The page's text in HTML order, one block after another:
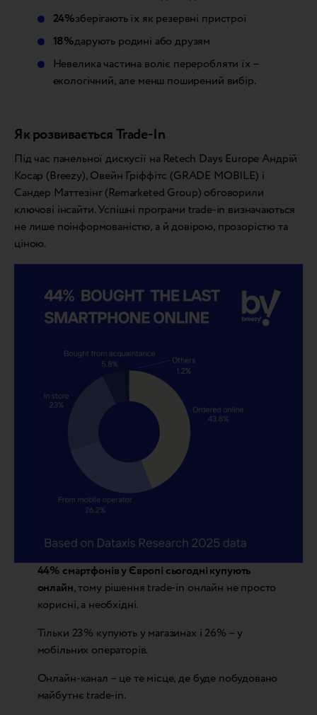
24%зберігають їх як резервні пристрої
18%дарують родині або друзям
Невелика частина воліє переробляти їх –
екологічний, але менш поширений вибір.
Як розвивається Trade-In
Під час панельної дискусії на Retech Days Europe Андрій
Косар (Breezy), Овейн Гріффітс (GRADE MOBILE) і
Сандер Маттезінг (Remarketed Group) обговорили
ключові інсайти. Успішні програми trade-in визначаються
не лише поінформованістю, а й довірою, прозорістю та
ціною.
44% смартфонів у Європі сьогодні купують
онлайн, тому рішення trade-in онлайн не просто
корисні, а необхідні.
Тільки 23% купують у магазинах і 26% – у
мобільних операторів.
Онлайн-канал – це те місце, де буде побудовано
майбутнє trade-in.